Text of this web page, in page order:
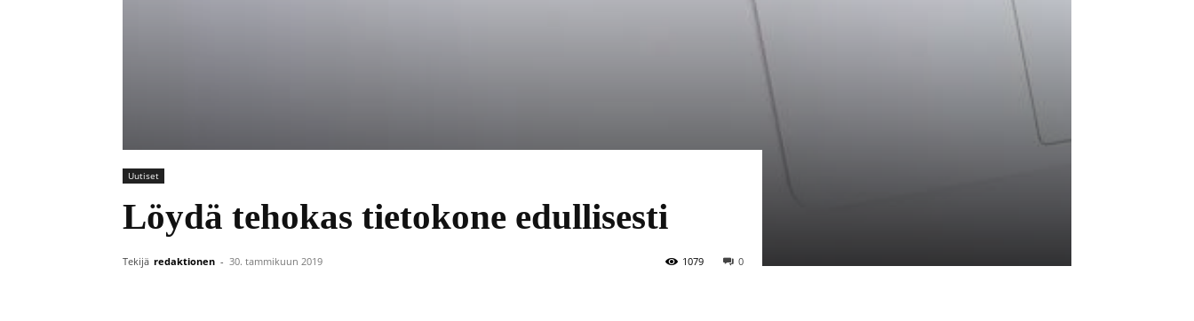
Uutiset
Löydä tehokas tietokone edullisesti
Tekijä redaktionen - 30. tammikuun 2019 0
1079